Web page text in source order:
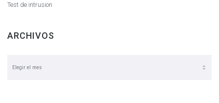
Test de intrusion
ARCHIVOS